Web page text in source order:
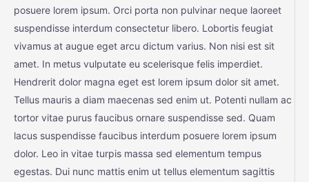
posuere lorem ipsum. Orci porta non pulvinar neque laoreet
suspendisse interdum consectetur libero. Lobortis feugiat
vivamus at augue eget arcu dictum varius. Non nisi est sit
amet. In metus vulputate eu scelerisque felis imperdiet.
Hendrerit dolor magna eget est lorem ipsum dolor sit amet.
Tellus mauris a diam maecenas sed enim ut. Potenti nullam ac
tortor vitae purus faucibus ornare suspendisse sed. Quam
lacus suspendisse faucibus interdum posuere lorem ipsum
dolor. Leo in vitae turpis massa sed elementum tempus
egestas. Dui nunc mattis enim ut tellus elementum sagittis